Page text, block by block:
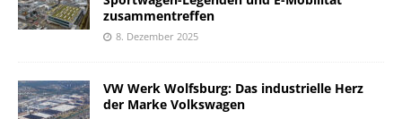
zusammentreffen
8. Dezember 2025
VW Werk Wolfsburg: Das industrielle Herz
der Marke Volkswagen